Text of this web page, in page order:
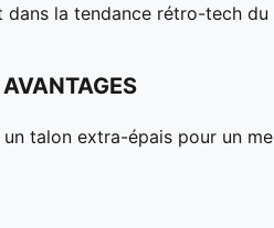
dans la tendance rétro-tech
un talon extra-épais pour un